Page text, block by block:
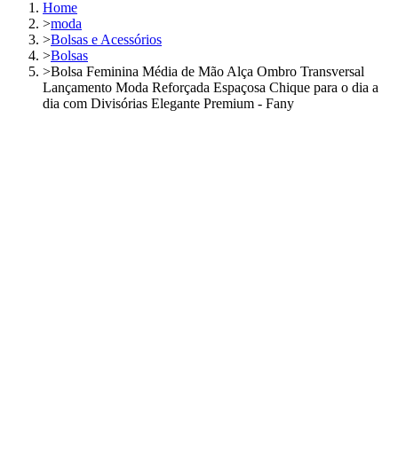
Home
>moda
>Bolsas e Acessórios
>Bolsas
>Bolsa Feminina Média de Mão Alça Ombro Transversal
Lançamento Moda Reforçada Espaçosa Chique para o dia a
dia com Divisórias Elegante Premium - Fany